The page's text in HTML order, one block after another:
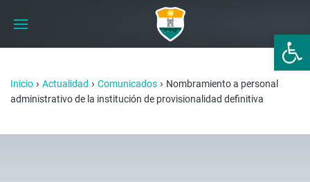
Abrir
Inicio › Actualidad › Comunicados › Nombramiento a personal
administrativo de la institución de provisionalidad definitiva